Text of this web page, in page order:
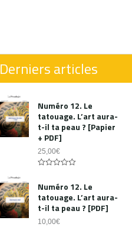
Derniers articles
Numéro 12. Le
tatouage. L’art aura-
t-il ta peau ? [Papier
+ PDF]
25,00€
out
of
5
Numéro 12. Le
tatouage. L’art aura-
t-il ta peau ? [PDF]
10,00€